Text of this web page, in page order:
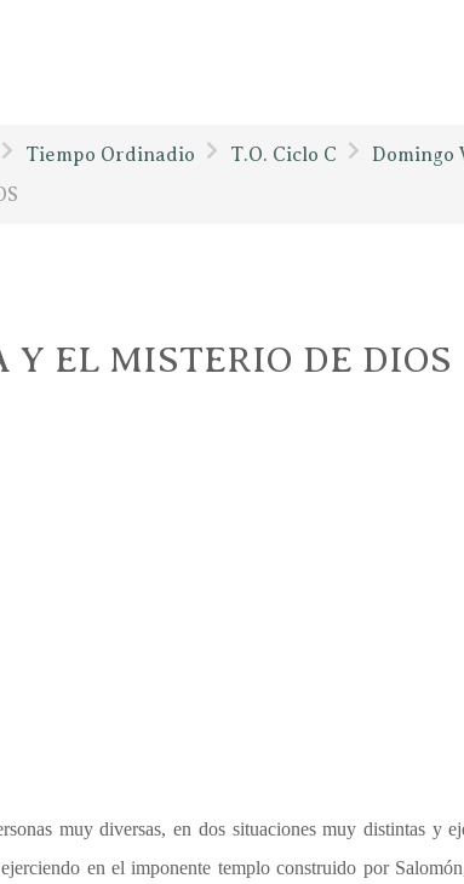
Tiempo Ordinadio T.O. Ciclo C
Domingo
EL MISTERIO DE DIOS
muy diversas, en dos situaciones muy distintas y
en el imponente templo construido por